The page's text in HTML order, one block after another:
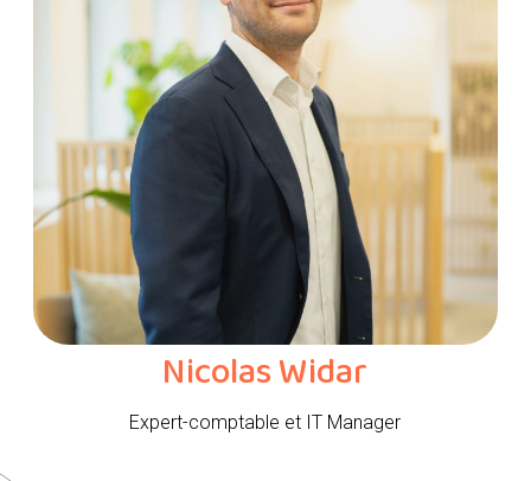
Nicolas Widar
Expert-comptable et IT Manager